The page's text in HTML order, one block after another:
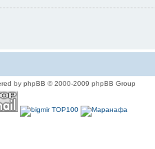
by phpBB © 2000-2009 phpBB Group